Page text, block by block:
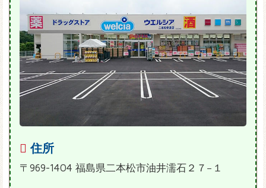
住所
〒969-1404 福島県二本松市油井濡石２７−１